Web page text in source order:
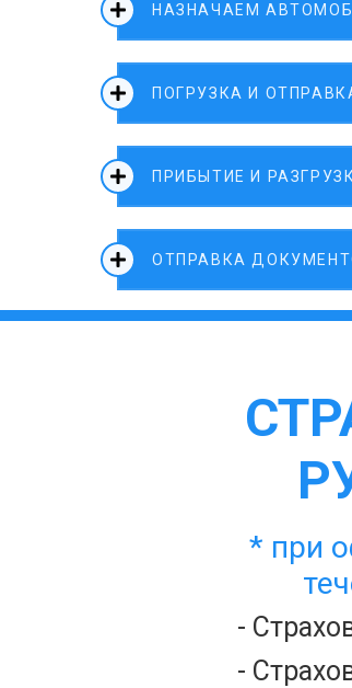
НАЗНАЧАЕМ
ПОГРУЗКА И
ПРИБЫТИЕ И
ОТПРАВКА
* при
-
-